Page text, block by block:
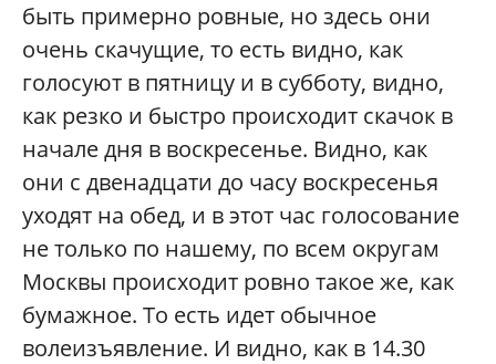
быть примерно ровные, но здесь они
очень скачущие, то есть видно, как
голосуют в пятницу и в субботу, видно,
как резко и быстро происходит скачок в
начале дня в воскресенье. Видно, как
они с двенадцати до часу воскресенья
уходят на обед, и в этот час голосование
не только по нашему, по всем округам
Москвы происходит ровно такое же, как
бумажное. То есть идет обычное
волеизъявление. И видно, как в 14.30